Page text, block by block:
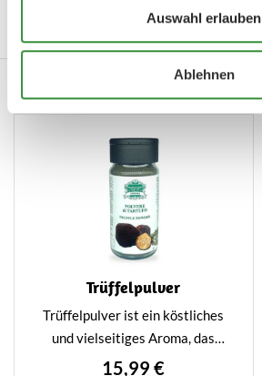
Auswahl erlauben
Ablehnen
verleiht der Sauce einen
einzigartigen und raffinierten
Auch köstlich...
Trüffelpulver
Trüffelpulver ist ein köstliches
und vielseitiges Aroma, das
jedem Gericht einen Hauch von
15,99 €